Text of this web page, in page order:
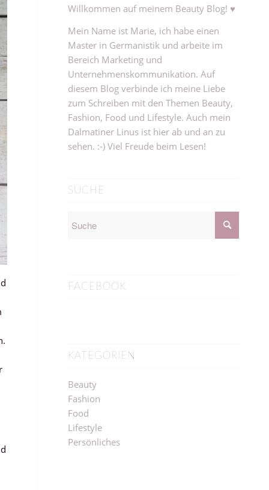
Willkommen auf meinem Beauty Blog! ♥
Mein Name ist Marie, ich habe einen
Master in Germanistik und arbeite im
Bereich Marketing und
Unternehmenskommunikation. Auf
diesem Blog verbinde ich meine Liebe
zum Schreiben mit den Themen Beauty,
Fashion, Food und Lifestyle. Auch mein
Dalmatiner Linus ist hier ab und an zu
sehen. :-) Viel Freude beim Lesen!
SUCHE
FACEBOOK
KATEGORIEN
Beauty
Fashion
Food
Lifestyle
Persönliches